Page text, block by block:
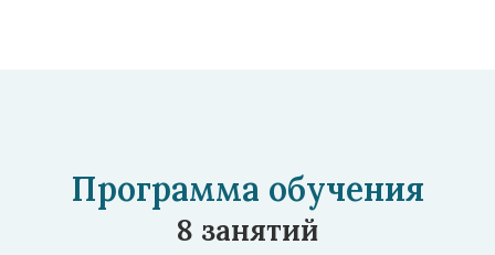
Программа обучения
8 занятий